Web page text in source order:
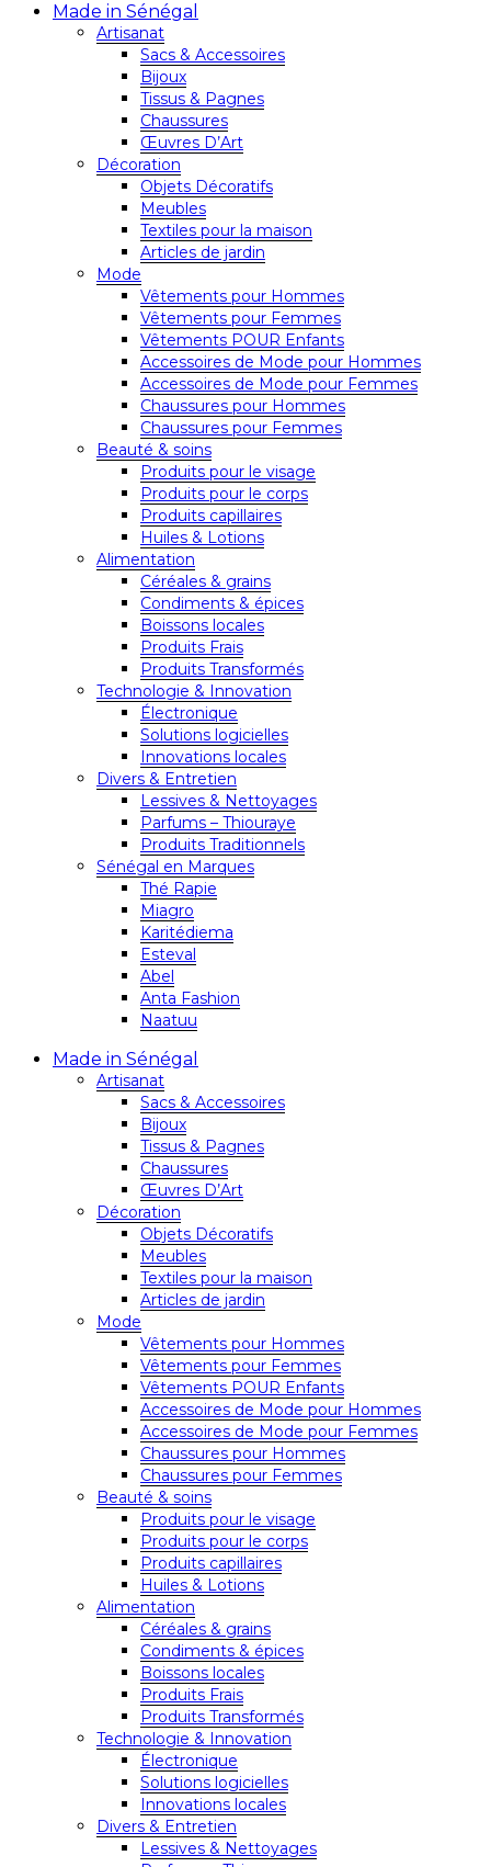
Made in Sénégal
Artisanat
Sacs & Accessoires
Bijoux
Tissus & Pagnes
Chaussures
Œuvres D’Art
Décoration
Objets Décoratifs
Meubles
Textiles pour la maison
Articles de jardin
Mode
Vêtements pour Hommes
Vêtements pour Femmes
Vêtements POUR Enfants
Accessoires de Mode pour Hommes
Accessoires de Mode pour Femmes
Chaussures pour Hommes
Chaussures pour Femmes
Beauté & soins
Produits pour le visage
Produits pour le corps
Produits capillaires
Huiles & Lotions
Alimentation
Céréales & grains
Condiments & épices
Boissons locales
Produits Frais
Produits Transformés
Technologie & Innovation
Électronique
Solutions logicielles
Innovations locales
Divers & Entretien
Lessives & Nettoyages
Parfums – Thiouraye
Produits Traditionnels
Sénégal en Marques
Thé Rapie
Miagro
Karitédiema
Esteval
Abel
Anta Fashion
Naatuu
Made in Sénégal
Artisanat
Sacs & Accessoires
Bijoux
Tissus & Pagnes
Chaussures
Œuvres D’Art
Décoration
Objets Décoratifs
Meubles
Textiles pour la maison
Articles de jardin
Mode
Vêtements pour Hommes
Vêtements pour Femmes
Vêtements POUR Enfants
Accessoires de Mode pour Hommes
Accessoires de Mode pour Femmes
Chaussures pour Hommes
Chaussures pour Femmes
Beauté & soins
Produits pour le visage
Produits pour le corps
Produits capillaires
Huiles & Lotions
Alimentation
Céréales & grains
Condiments & épices
Boissons locales
Produits Frais
Produits Transformés
Technologie & Innovation
Électronique
Solutions logicielles
Innovations locales
Divers & Entretien
Lessives & Nettoyages